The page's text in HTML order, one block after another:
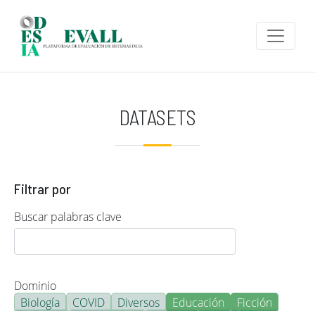
DATASETS
Filtrar por
Buscar palabras clave
Dominio
Biología
COVID Diversos Educación
Ficción